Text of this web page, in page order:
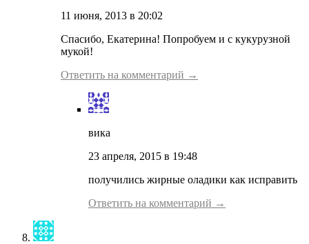
11 июня, 2013 в 20:02
Спасибо, Екатерина! Попробуем и с кукурузной
мукой!
Ответить на комментарий →
вика
23 апреля, 2015 в 19:48
получились жирные оладики как исправить
Ответить на комментарий →